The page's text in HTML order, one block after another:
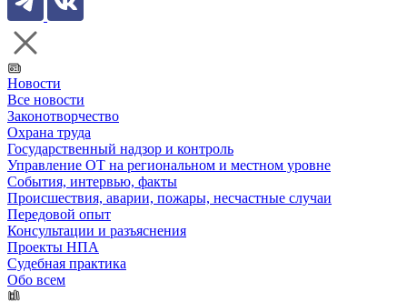
Новости
Все новости
Законотворчество
Охрана труда
Государственный надзор и контроль
Управление ОТ на региональном и местном уровне
События, интервью, факты
Происшествия, аварии, пожары, несчастные случаи
Передовой опыт
Консультации и разъяснения
Проекты НПА
Судебная практика
Обо всем